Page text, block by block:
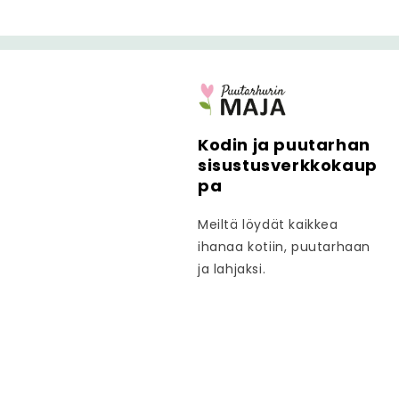
Kodin ja puutarhan
sisustusverkkokaup
pa
Meiltä löydät kaikkea
ihanaa kotiin, puutarhaan
ja lahjaksi.